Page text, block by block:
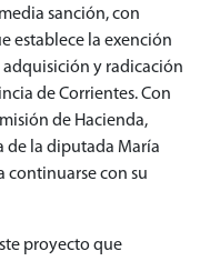
sanción, con
establece la exención
y radicación
de Corrientes. Con
de Hacienda,
de la diputada María
continuarse con su
proyecto que